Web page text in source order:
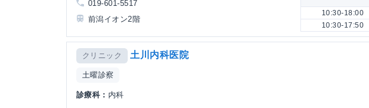
019-601-5517
前潟イオン2階
10:30-18:00
10:30-17:50
クリニック 土川内科医院
土曜診察
診療科： 内科